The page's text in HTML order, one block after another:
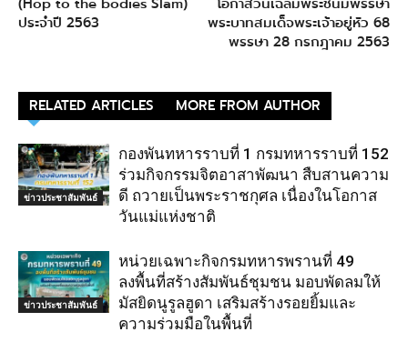
ประจำปี 2563
พระบาทสมเด็จพระเจ้าอยู่หัว 68
พรรษา 28 กรกฎาคม 2563
RELATED ARTICLES MORE FROM AUTHOR
ข่าวประชาสัมพันธ์
กองพันทหารราบที่ 1 กรมทหารราบที่ 152
ร่วมกิจกรรมจิตอาสาพัฒนา สืบสานความ
ดี ถวายเป็นพระราชกุศล เนื่องในโอกาส
วันแม่แห่งชาติ
ข่าวประชาสัมพันธ์
หน่วยเฉพาะกิจกรมทหารพรานที่ 49
ลงพื้นที่สร้างสัมพันธ์ชุมชน มอบพัดลมให้
มัสยิดนูรูลฮูดา เสริมสร้างรอยยิ้มและ
ความร่วมมือในพื้นที่